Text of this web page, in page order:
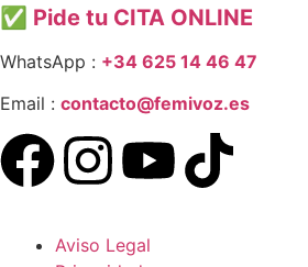
✅ Pide tu CITA ONLINE
WhatsApp : +34 625 14 46 47
Email : contacto@femivoz.es
Aviso Legal